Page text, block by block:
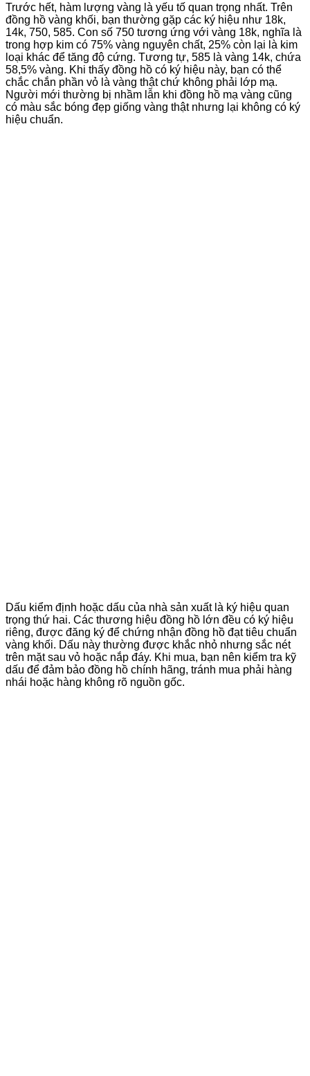
Trước hết, hàm lượng vàng là yếu tố quan trọng nhất. Trên
đồng hồ vàng khối, bạn thường gặp các ký hiệu như 18k,
14k, 750, 585. Con số 750 tương ứng với vàng 18k, nghĩa là
trong hợp kim có 75% vàng nguyên chất, 25% còn lại là kim
loại khác để tăng độ cứng. Tương tự, 585 là vàng 14k, chứa
58,5% vàng. Khi thấy đồng hồ có ký hiệu này, bạn có thể
chắc chắn phần vỏ là vàng thật chứ không phải lớp mạ.
Người mới thường bị nhầm lẫn khi đồng hồ mạ vàng cũng
có màu sắc bóng đẹp giống vàng thật nhưng lại không có ký
hiệu chuẩn.
Dấu kiểm định hoặc dấu của nhà sản xuất là ký hiệu quan
trọng thứ hai. Các thương hiệu đồng hồ lớn đều có ký hiệu
riêng, được đăng ký để chứng nhận đồng hồ đạt tiêu chuẩn
vàng khối. Dấu này thường được khắc nhỏ nhưng sắc nét
trên mặt sau vỏ hoặc nắp đáy. Khi mua, bạn nên kiểm tra kỹ
dấu để đảm bảo đồng hồ chính hãng, tránh mua phải hàng
nhái hoặc hàng không rõ nguồn gốc.